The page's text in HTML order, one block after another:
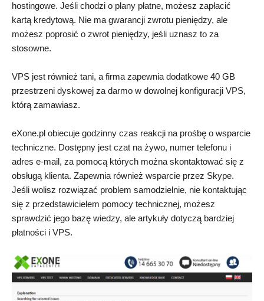
hostingowe. Jeśli chodzi o plany płatne, możesz zapłacić
kartą kredytową. Nie ma gwarancji zwrotu pieniędzy, ale
możesz poprosić o zwrot pieniędzy, jeśli uznasz to za
stosowne.
VPS jest również tani, a firma zapewnia dodatkowe 40 GB
przestrzeni dyskowej za darmo w dowolnej konfiguracji VPS,
którą zamawiasz.
eXone.pl obiecuje godzinny czas reakcji na prośbę o wsparcie
techniczne. Dostępny jest czat na żywo, numer telefonu i
adres e-mail, za pomocą których można skontaktować się z
obsługą klienta. Zapewnia również wsparcie przez Skype.
Jeśli wolisz rozwiązać problem samodzielnie, nie kontaktując
się z przedstawicielem pomocy technicznej, możesz
sprawdzić jego bazę wiedzy, ale artykuły dotyczą bardziej
płatności i VPS.